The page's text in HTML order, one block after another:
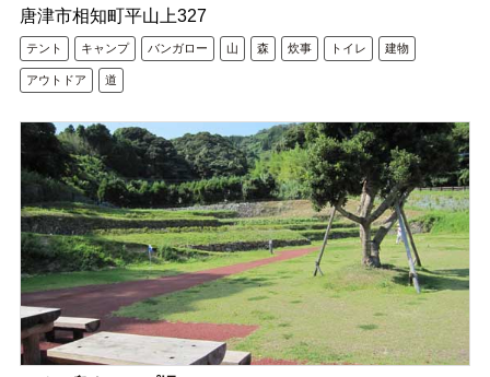
唐津市相知町平山上327
テント キャンプ バンガロー 山 森 炊事 トイレ 建物
アウトドア 道